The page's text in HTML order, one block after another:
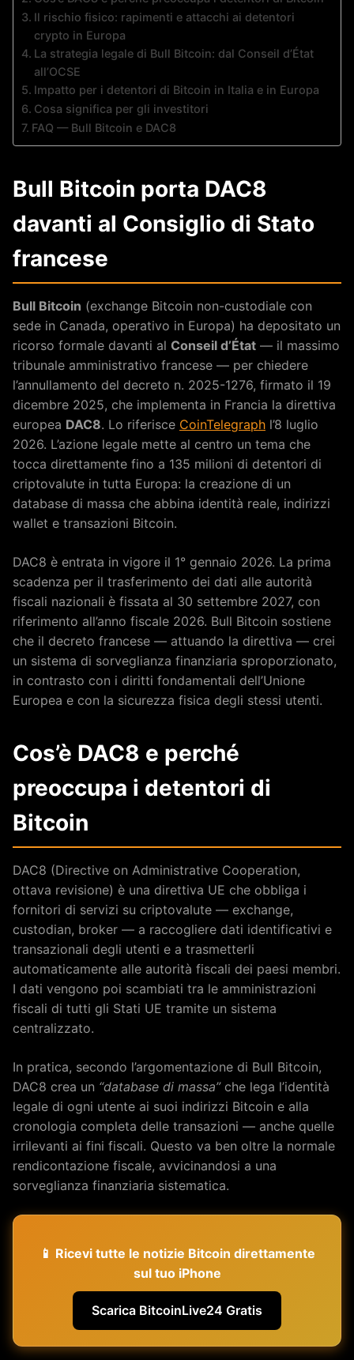
Il rischio fisico: rapimenti e attacchi ai detentori
crypto in Europa
La strategia legale di Bull Bitcoin: dal Conseil d’État
all’OCSE
Impatto per i detentori di Bitcoin in Italia e in Europa
Cosa significa per gli investitori
FAQ — Bull Bitcoin e DAC8
Bull Bitcoin porta DAC8
davanti al Consiglio di Stato
francese
Bull Bitcoin (exchange Bitcoin non-custodiale con
sede in Canada, operativo in Europa) ha depositato un
ricorso formale davanti al Conseil d’État — il massimo
tribunale amministrativo francese — per chiedere
l’annullamento del decreto n. 2025-1276, firmato il 19
dicembre 2025, che implementa in Francia la direttiva
europea DAC8. Lo riferisce CoinTelegraph l’8 luglio
2026. L’azione legale mette al centro un tema che
tocca direttamente fino a 135 milioni di detentori di
criptovalute in tutta Europa: la creazione di un
database di massa che abbina identità reale, indirizzi
wallet e transazioni Bitcoin.
DAC8 è entrata in vigore il 1° gennaio 2026. La prima
scadenza per il trasferimento dei dati alle autorità
fiscali nazionali è fissata al 30 settembre 2027, con
riferimento all’anno fiscale 2026. Bull Bitcoin sostiene
che il decreto francese — attuando la direttiva — crei
un sistema di sorveglianza finanziaria sproporzionato,
in contrasto con i diritti fondamentali dell’Unione
Europea e con la sicurezza fisica degli stessi utenti.
Cos’è DAC8 e perché
preoccupa i detentori di
Bitcoin
DAC8 (Directive on Administrative Cooperation,
ottava revisione) è una direttiva UE che obbliga i
fornitori di servizi su criptovalute — exchange,
custodian, broker — a raccogliere dati identificativi e
transazionali degli utenti e a trasmetterli
automaticamente alle autorità fiscali dei paesi membri.
I dati vengono poi scambiati tra le amministrazioni
fiscali di tutti gli Stati UE tramite un sistema
centralizzato.
In pratica, secondo l’argomentazione di Bull Bitcoin,
DAC8 crea un “database di massa”che lega l’identità
legale di ogni utente ai suoi indirizzi Bitcoin e alla
cronologia completa delle transazioni — anche quelle
irrilevanti ai fini fiscali. Questo va ben oltre la normale
rendicontazione fiscale, avvicinandosi a una
sorveglianza finanziaria sistematica.
📱 Ricevi tutte le notizie Bitcoin direttamente
sul tuo iPhone
Scarica BitcoinLive24 Gratis